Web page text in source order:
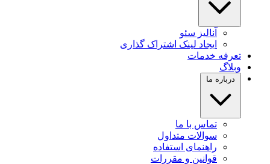
آنالیز سئو
ایجاد لینک اشتراک گذاری
تعرفه خدمات
وبلاگ
درباره ما
تماس با ما
سوالات متداول
راهنمای استفاده
قوانین و مقررات